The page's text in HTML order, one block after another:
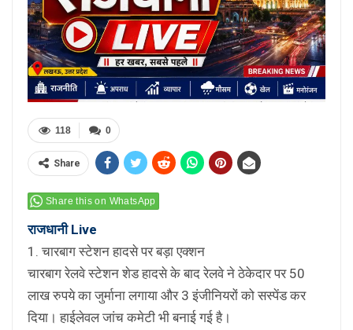
0
118
Share
Share this on WhatsApp
राजधानी Live
1. चारबाग स्टेशन हादसे पर बड़ा एक्शन
चारबाग रेलवे स्टेशन शेड हादसे के बाद रेलवे ने ठेकेदार पर 50
लाख रुपये का जुर्माना लगाया और 3 इंजीनियरों को सस्पेंड कर
दिया। हाईलेवल जांच कमेटी भी बनाई गई है।